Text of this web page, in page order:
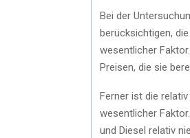
Bei der
berücksichtigen,
wesentlicher
Preisen, die sie
Ferner ist die
wesentlicher
und Diesel relativ